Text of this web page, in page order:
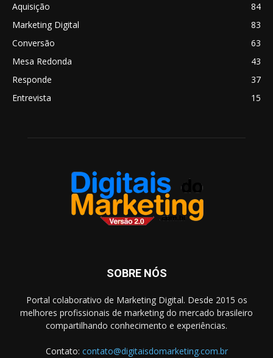
Aquisição
84
Marketing Digital
83
Conversão
63
Mesa Redonda
43
Responde
37
Entrevista
15
SOBRE NÓS
Portal colaborativo de Marketing Digital. Desde 2015 os
melhores profissionais de marketing do mercado brasileiro
compartilhando conhecimento e experiências.
Contato: contato@digitaisdomarketing.com.br